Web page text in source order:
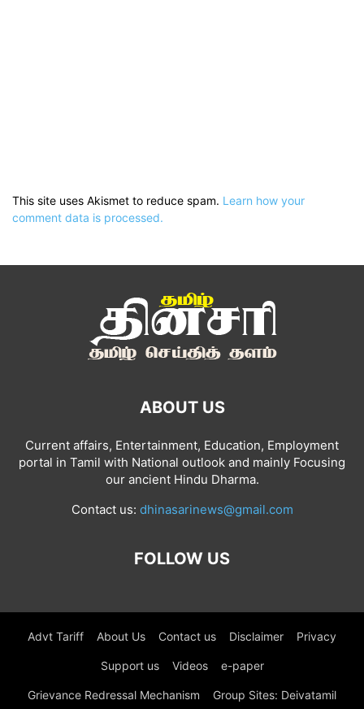
This site uses Akismet to reduce spam. Learn how your
comment data is processed.
ABOUT US
Current affairs, Entertainment, Education, Employment
portal in Tamil with National outlook and mainly Focusing
our ancient Hindu Dharma.
Contact us: dhinasarinews@gmail.com
FOLLOW US
Advt Tariff About Us Contact us Disclaimer Privacy
Support us Videos e-paper
Grievance Redressal Mechanism Group Sites: Deivatamil